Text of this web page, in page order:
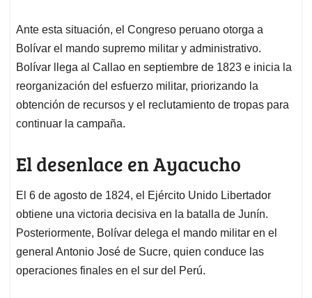
Ante esta situación, el Congreso peruano otorga a
Bolívar el mando supremo militar y administrativo.
Bolívar llega al Callao en septiembre de 1823 e inicia la
reorganización del esfuerzo militar, priorizando la
obtención de recursos y el reclutamiento de tropas para
continuar la campaña.
El desenlace en Ayacucho
El 6 de agosto de 1824, el Ejército Unido Libertador
obtiene una victoria decisiva en la batalla de Junín.
Posteriormente, Bolívar delega el mando militar en el
general Antonio José de Sucre, quien conduce las
operaciones finales en el sur del Perú.